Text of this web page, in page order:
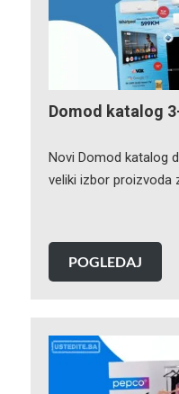
Domod katalog
Novi Domod katalog
veliki izbor proizvoda
POGLEDAJ